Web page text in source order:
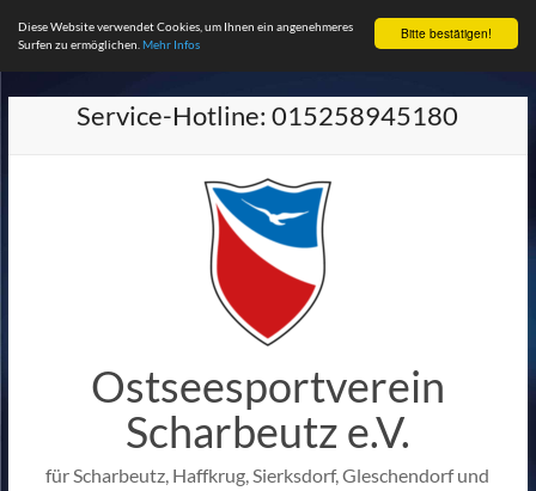
Bitte bestätigen!
Diese Website verwendet Cookies, um Ihnen ein angenehmeres
Surfen zu ermöglichen. Mehr Infos
Service-Hotline: 015258945180
Ostseesportverein
Scharbeutz e.V.
für Scharbeutz, Haffkrug, Sierksdorf, Gleschendorf und